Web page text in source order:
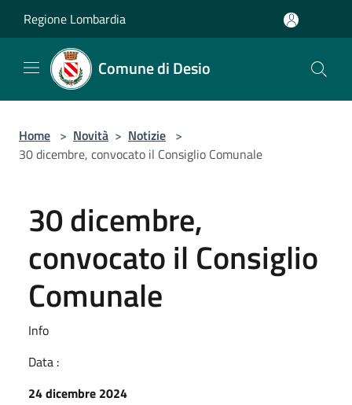
Regione Lombardia
Comune di Desio
Home > Novità > Notizie >
30 dicembre, convocato il Consiglio Comunale
30 dicembre,
convocato il Consiglio
Comunale
Info
Data :
24 dicembre 2024